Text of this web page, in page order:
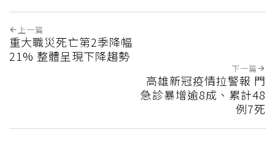
上一篇
重大職災死亡第2季降幅
21% 整體呈現下降趨勢
下一篇
高雄新冠疫情拉警報 門
急診暴增逾8成、累計48
例7死